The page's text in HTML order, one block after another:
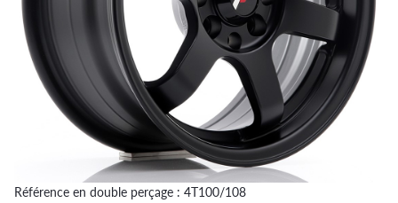
Référence en double perçage : 4T100/108